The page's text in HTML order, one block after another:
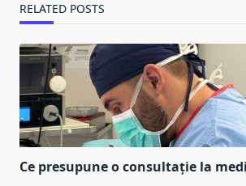
RELATED POSTS
Ce presupune o consultație la